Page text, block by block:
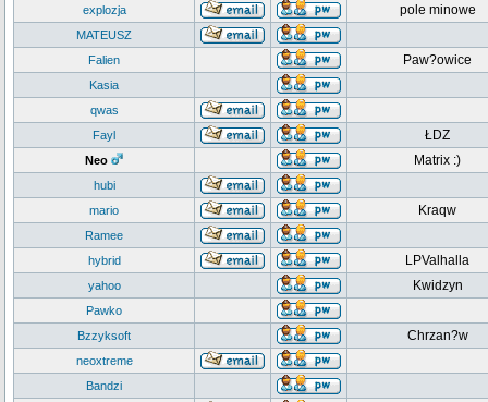
explozja
pole minowe
MATEUSZ
Falien
Paw?owice
Kasia
qwas
Fayl
ŁDZ
Neo Matrix :)
hubi
mario
Kraqw
Ramee
hybrid
LPValhalla
yahoo Kwidzyn
Pawko
Bzzyksoft
Chrzan?w
neoxtreme
Bandzi